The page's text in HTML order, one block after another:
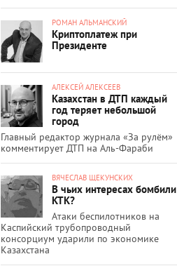
РОМАН АЛЬМАНСКИЙ
Криптоплатеж при
Президенте
АЛЕКСЕЙ АЛЕКСЕЕВ
Казахстан в ДТП каждый
год теряет небольшой
город
Главный редактор журнала «За рулём»
комментирует ДТП на Аль-Фараби
ВЯЧЕСЛАВ ЩЕКУНСКИХ
В чьих интересах бомбили
КТК?
Атаки беспилотников на
Каспийский трубопроводный
консорциум ударили по экономике
Казахстана